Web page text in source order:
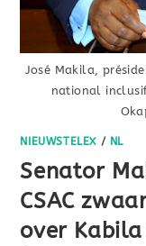
José Makila,
national
NIEUWSTELEX / NL
Senator
CSAC
over Kabila